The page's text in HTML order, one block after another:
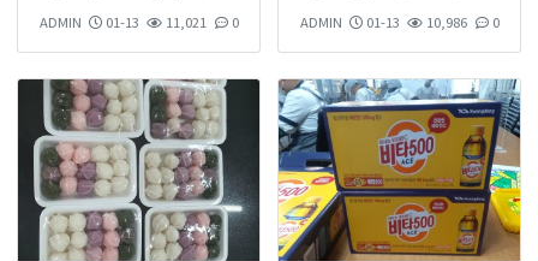
ADMIN 01-13 11,021 0 ADMIN 01-13 10,986 0